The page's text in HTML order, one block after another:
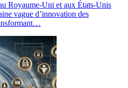
Royaume-Uni et aux États-Unis
vague d’innovation des